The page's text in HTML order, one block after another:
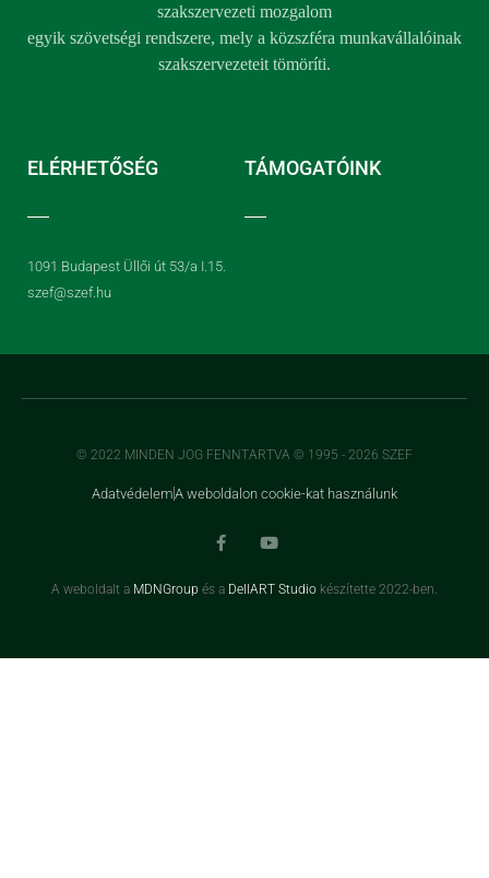
szakszervezeti mozgalom
egyik szövetségi rendszere, mely a közszféra munkavállalóinak
szakszervezeteit tömöríti.
ELÉRHETŐSÉG
1091 Budapest Üllői út 53/a I.15.
szef@szef.hu
TÁMOGATÓINK
© 2022 MINDEN JOG FENNTARTVA © 1995 - 2026 SZEF
AdatvédelemA weboldalon cookie-kat használunk
A weboldalt a MDNGroup és a DellART Studio készítette 2022-ben.